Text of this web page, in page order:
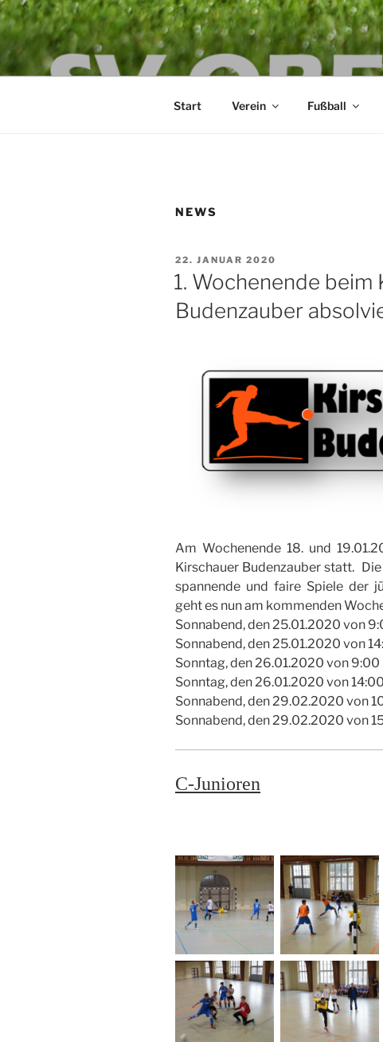
Zum
Inhalt
springen
SV
die Kraft an der Spree
Start Verein Fußball
NEWS
VERÖFFENTLICHT
AM
22. JANUAR 2020
1. Wochenende beim
Budenzauber
Am Wochenende 18. und
Kirschauer Budenzauber statt.
spannende und faire Spiele der
geht es nun am kommenden
Sonnabend, den 25.01.2020 von
Sonnabend, den 25.01.2020 von
Sonntag, den 26.01.2020 von 9:00
Sonntag, den 26.01.2020 von
Sonnabend, den 29.02.2020 von
Sonnabend, den 29.02.2020 von
C-Junioren